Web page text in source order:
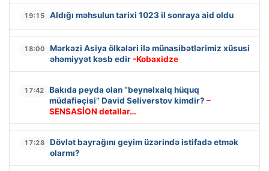
19:15 Aldığı məhsulun tarixi 1023 il sonraya aid oldu
18:00
Mərkəzi Asiya ölkələri ilə münasibətlərimiz xüsusi
əhəmiyyət kəsb edir -Kobaxidze
17:42
Bakıda peyda olan “beynəlxalq hüquq
müdafiəçisi” David Seliverstov kimdir? –
SENSASİON detallar…
17:28
Dövlət bayrağını geyim üzərində istifadə etmək
olarmı?